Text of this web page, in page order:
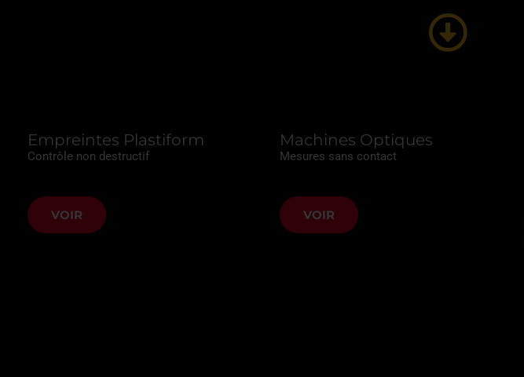
Empreintes Plastiform
Contrôle non destructif
VOIR
Machines Optiques
Mesures sans contact
VOIR